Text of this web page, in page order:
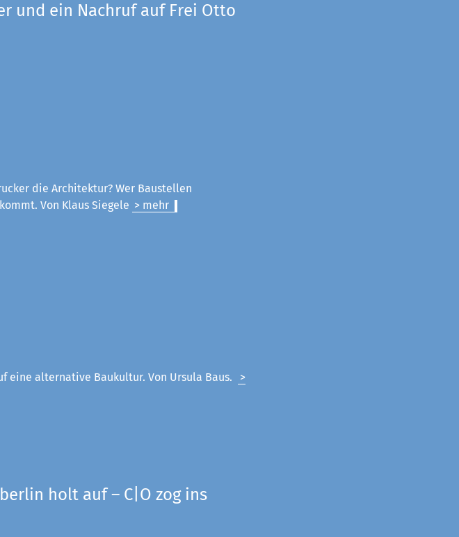
und ein Nachruf auf Frei Otto
die Architektur? Wer Baustellen
Von Klaus Siegele > mehr
eine alternative Baukultur. Von Ursula Baus.
>
holt auf – C|O zog ins